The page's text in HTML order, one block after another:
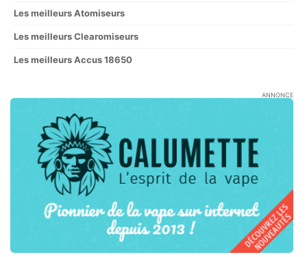
Les meilleurs Atomiseurs
Les meilleurs Clearomiseurs
Les meilleurs Accus 18650
ANNONCE